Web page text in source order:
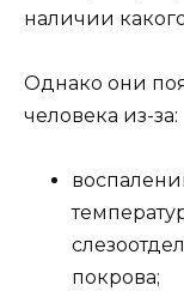
наличии
Однако они
человека из-за:
покрова;